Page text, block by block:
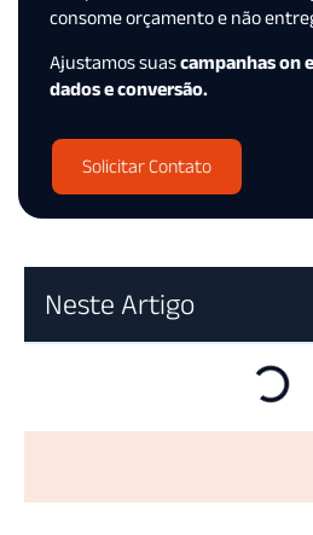
consome orçamento e não
Ajustamos suascampanhas on
dados e conversão.
Solicitar Contato
Neste Artigo